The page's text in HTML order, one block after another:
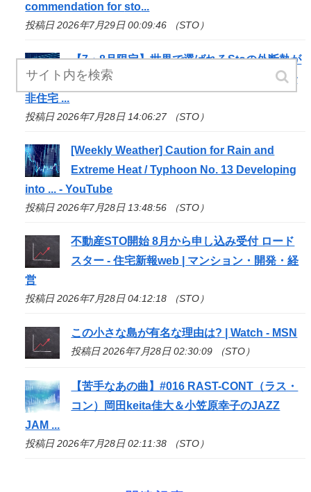
commendation forsto...
投稿日 2026年7月29日 00:09:46 （STO）
【7・8月限定】世界で選ばれるStoの外断熱が
「省エネ検討WEB」に初登場！実在データで
非住宅 ...
投稿日 2026年7月28日 14:06:27 （STO）
[Weekly Weather] Caution for Rain and
Extreme Heat / Typhoon No. 13 Developing
into ... - YouTube
投稿日 2026年7月28日 13:48:56 （STO）
不動産STO開始 8月から申し込み受付 ロード
スター - 住宅新報web | マンション・開発・経
営
投稿日 2026年7月28日 04:12:18 （STO）
この小さな島が有名な理由は? | Watch - MSN
投稿日 2026年7月28日 02:30:09 （STO）
【苦手なあの曲】#016 RAST-CONT（ラス・
コン）岡田keita佳大＆小笠原幸子のJAZZ
JAM ...
投稿日 2026年7月28日 02:11:38 （STO）